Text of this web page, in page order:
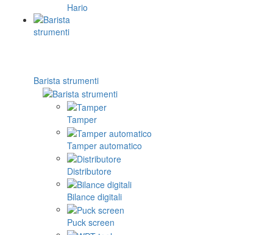
Hario
Barista strumenti
Tamper
Tamper automatico
Distributore
Bilance digitali
Puck screen